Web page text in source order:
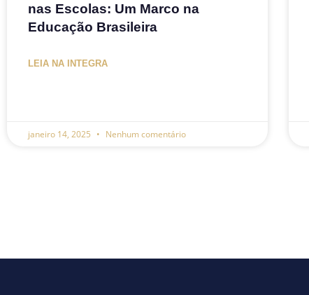
nas Escolas: Um Marco na
Educação Brasileira
LEIA NA INTEGRA
janeiro 14, 2025 Nenhum comentário